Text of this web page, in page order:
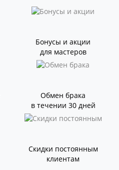
Бонусы и акции
для мастеров
Обмен брака
в течении 30 дней
Скидки постоянным
клиентам